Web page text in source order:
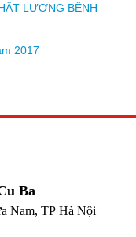
LƯỢNG BỆNH
2017
Ba
Nam, TP Hà Nội